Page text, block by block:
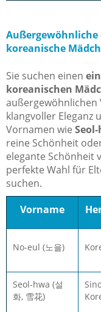
Außergewöhnliche
koreanische
Sie suchen einen
koreanischen
klangvoller Eleganz
Vornamen wie Seol-
reine Schönheit
elegante Schönheit
perfekte Wahl für
suchen.
Vorname
No-eul (노을)
Seol-hwa (설
화, 雪花)